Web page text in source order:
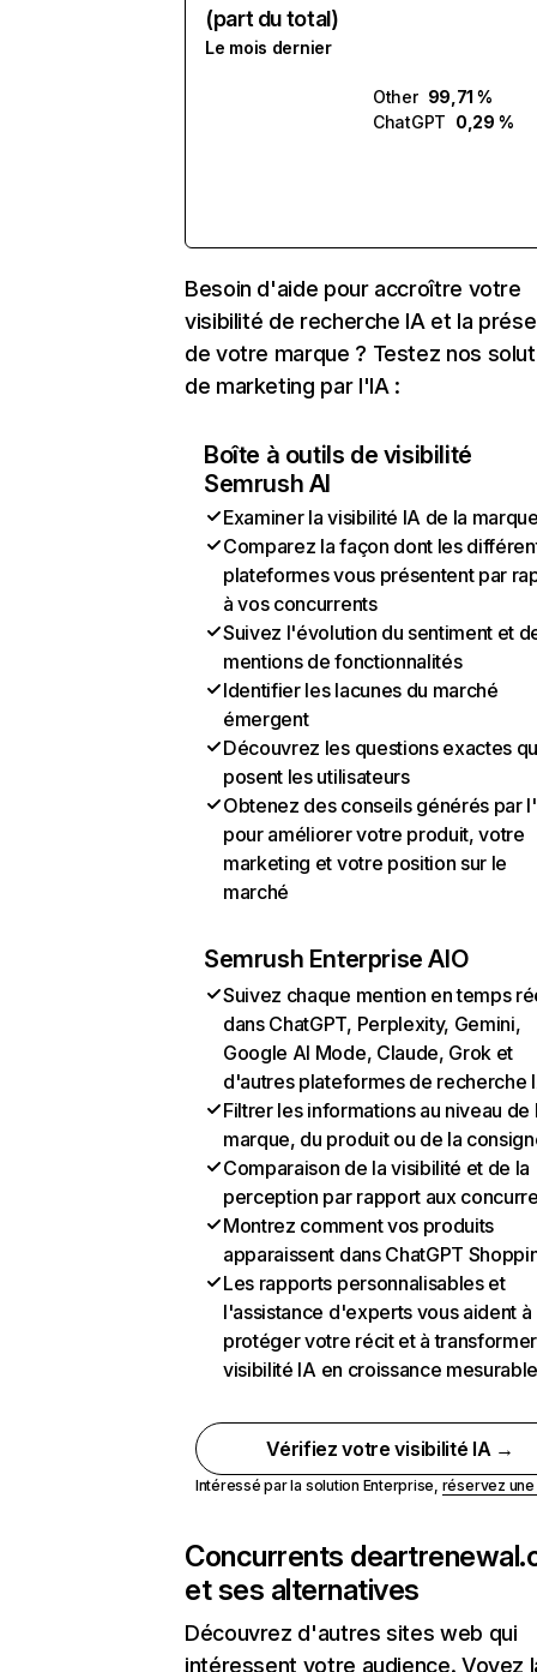
(part du total)
Le mois dernier
Other 99,71 %
ChatGPT 0,29 %
Besoin d'aide pour accroître votre
visibilité de recherche IA et la
de votre marque ? Testez nos
de marketing par l'IA :
Boîte à outils de visibilité
Semrush AI
Examiner la visibilité IA de la
Comparez la façon dont les
plateformes vous présentent par
à vos concurrents
Suivez l'évolution du sentiment et
mentions de fonctionnalités
Identifier les lacunes du marché
émergent
Découvrez les questions exactes
posent les utilisateurs
Obtenez des conseils générés par
pour améliorer votre produit, votre
marketing et votre position sur le
marché
Semrush Enterprise AIO
Suivez chaque mention en temps
dans ChatGPT, Perplexity, Gemini,
Google AI Mode, Claude, Grok et
d'autres plateformes de recherche
Filtrer les informations au niveau de
marque, du produit ou de la
Comparaison de la visibilité et de la
perception par rapport aux
Montrez comment vos produits
apparaissent dans ChatGPT
Les rapports personnalisables et
l'assistance d'experts vous aident à
protéger votre récit et à
visibilité IA en croissance
Vérifiez votre visibilité IA →
Intéressé par la solution Enterprise, réservez
Concurrents de
et ses alternatives
Découvrez d'autres sites web qui
intéressent votre audience. Voyez